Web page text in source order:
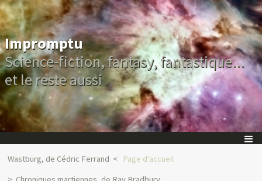
Impromptu
Science-fiction, fantasy, fantastique...
et le reste aussi
Wastburg, de Cédric Ferrand
Page d'accueil